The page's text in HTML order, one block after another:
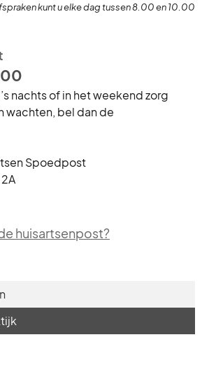
kunt u elke dag tussen 8.00 en 10.00
nachts of in het weekend zorg
wachten, bel dan de
Spoedpost
huisartsenpost?
Gesloten